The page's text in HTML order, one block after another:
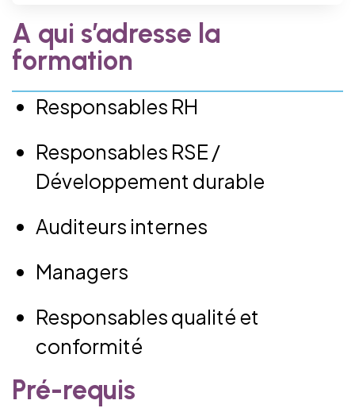
A qui s’adresse la
formation
Responsables RH
Responsables RSE /
Développement durable
Auditeurs internes
Managers
Responsables qualité et
conformité
Pré-requis